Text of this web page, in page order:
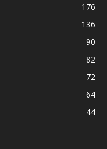
176
136
90
82
72
64
44